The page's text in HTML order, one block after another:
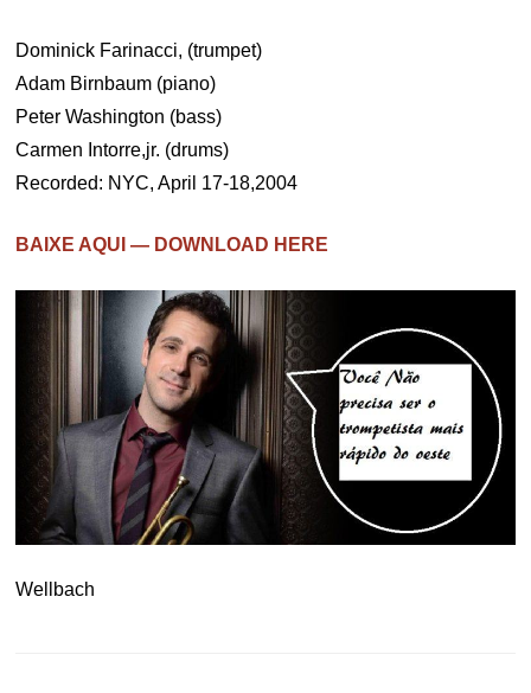
Dominick Farinacci, (trumpet)
Adam Birnbaum (piano)
Peter Washington (bass)
Carmen Intorre,jr. (drums)
Recorded: NYC, April 17-18,2004
BAIXE AQUI — DOWNLOAD HERE
Wellbach